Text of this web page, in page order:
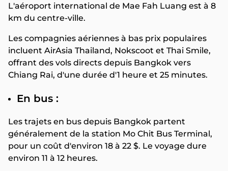
L'aéroport international de Mae Fah Luang est à 8
km du centre-ville.
Les compagnies aériennes à bas prix populaires
incluent AirAsia Thailand, Nokscoot et Thai Smile,
offrant des vols directs depuis Bangkok vers
Chiang Rai, d'une durée d'1 heure et 25 minutes.
En bus :
Les trajets en bus depuis Bangkok partent
généralement de la station Mo Chit Bus Terminal,
pour un coût d'environ 18 à 22 $. Le voyage dure
environ 11 à 12 heures.